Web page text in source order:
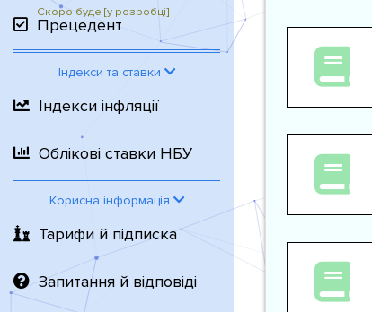
Прецедент
Індекси та ставки
Індекси інфляції
Облікові ставки НБУ
Корисна інформація
Тарифи й підписка
Запитання й відповіді